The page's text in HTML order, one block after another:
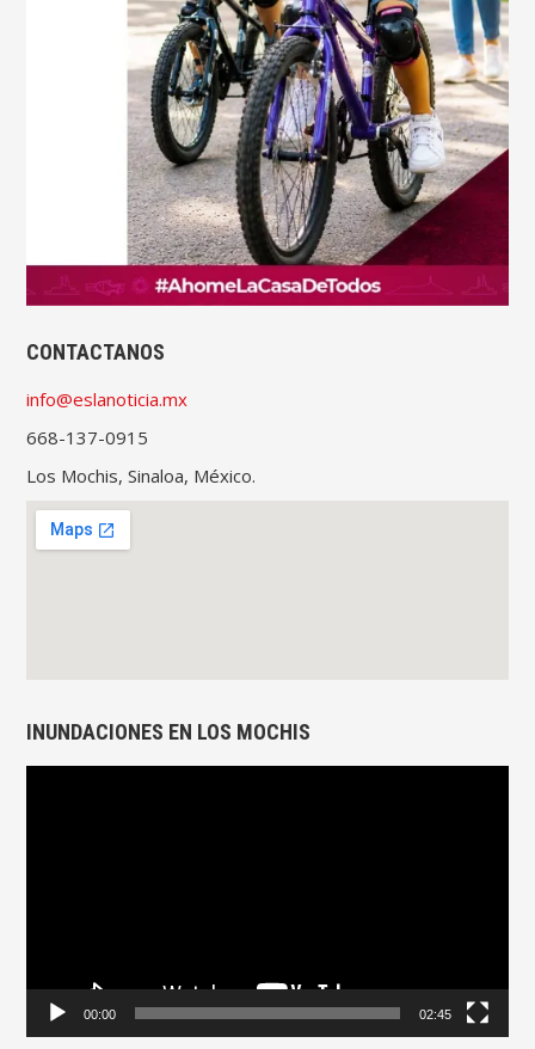
CONTACTANOS
info@eslanoticia.mx
668-137-0915
Los Mochis, Sinaloa, México.
INUNDACIONES EN LOS MOCHIS
00:00 02:45